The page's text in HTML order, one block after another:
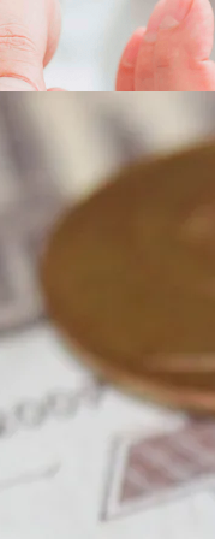
Топ-10
Как
Между Работой И
Разобрались
Из 250 Возможных.
Через Сколько
Факты
Провоцируют